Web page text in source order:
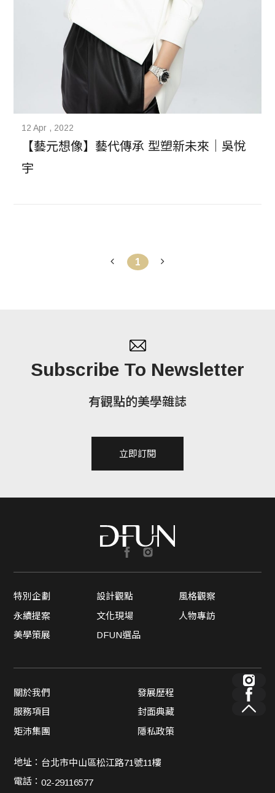
12 Apr , 2022
【藝元想像】藝代傳承 型塑新未來｜吳悅
宇
1
Subscribe To Newsletter
有觀點的美學雜誌
立即訂閱
特別企劃 設計觀點
風格觀察
永續提案
文化現場
人物專訪
美學策展
DFUN選品
關於我們
發展歷程
服務項目
封面典藏
矩沛集團
隱私政策
地址： 台北市中山區松江路71號11樓
電話：02-29116577